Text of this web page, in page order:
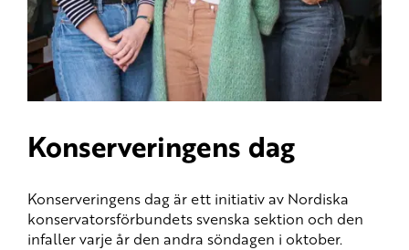
Konserveringens dag
Konserveringens dag är ett initiativ av Nordiska
konservatorsförbundets svenska sektion och den
infaller varje år den andra söndagen i oktober.